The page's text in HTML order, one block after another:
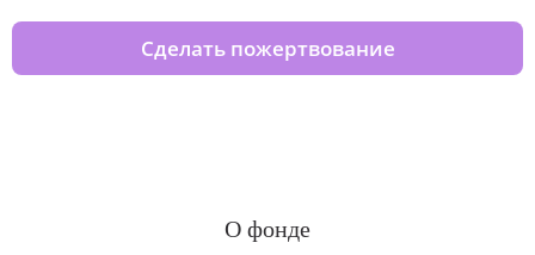
Сделать пожертвование
О фонде